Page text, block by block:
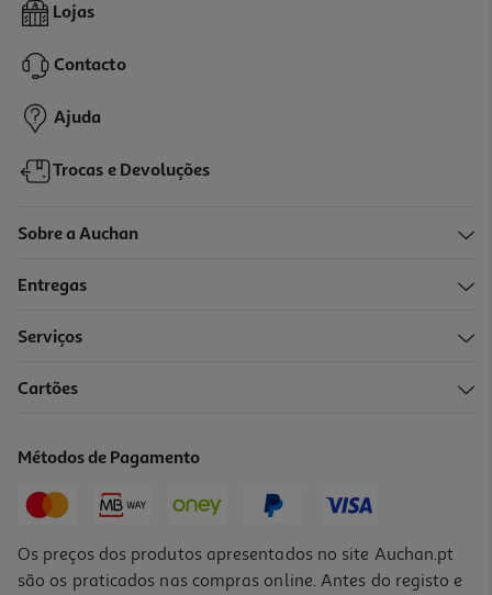
Lojas
Contacto
Ajuda
Trocas e Devoluções
Sobre a Auchan
Entregas
Serviços
Cartões
Métodos de Pagamento
Os preços dos produtos apresentados no site Auchan.pt
são os praticados nas compras online. Antes do registo e